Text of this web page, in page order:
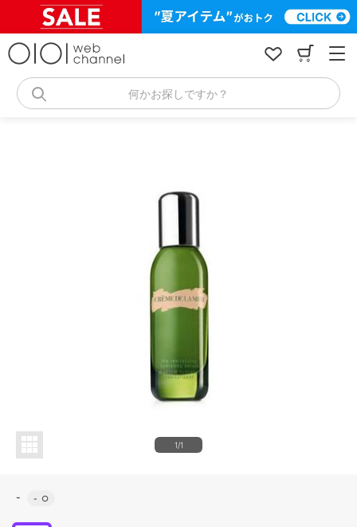
何かお探しですか？
1/1
- - ○